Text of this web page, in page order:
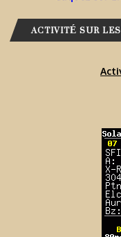
ACTIVITÉ SUR